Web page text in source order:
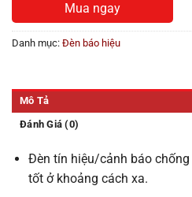
Mua ngay
Danh mục: Đèn báo hiệu
Mô Tả
Đánh Giá (0)
Đèn tín hiệu/cảnh báo
tốt ở khoảng cách xa.